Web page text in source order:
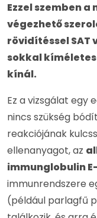
Ezzel szemben
végezhető
rövidítéssel SAT
sokkal
kínál.
Ez a vizsgálat egy
nincs szükség
reakciójának
ellenanyagot, az
immunglobulin
immunrendszere
(például parlagfű